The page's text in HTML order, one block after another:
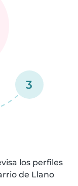
3
los perfiles
de Llano